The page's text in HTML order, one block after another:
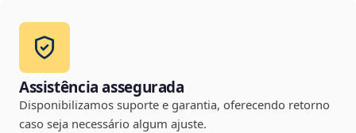
Assistência assegurada
Disponibilizamos suporte e garantia, oferecendo retorno
caso seja necessário algum ajuste.